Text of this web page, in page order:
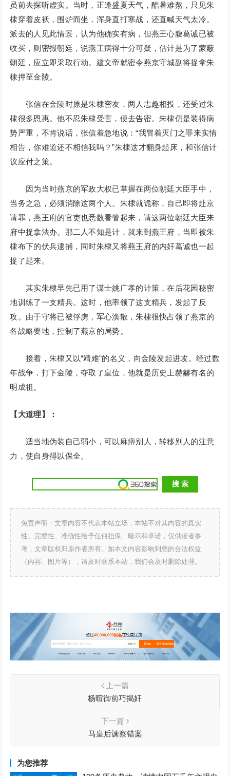
员前去探听虚实。当时，正逢盛夏天气，酷暑难熬，只见朱
棣穿着皮袄，围炉而坐，浑身直打寒战，还直喊天气太冷。
派去的人见此情景，认为他确实有病，但燕王心腹葛诚已被
收买，则密报朝廷，说燕王病得十分可疑，估计是为了蒙蔽
朝廷，应立即采取行动。建文帝就密令燕京守城副将捉拿朱
棣押至金陵。
张信在金陵时原是朱棣密友，两人志趣相投，还受过朱
棣很多恩惠。他不忍朱棣受害，便去告密。朱棣仍是装得病
势严重，不肯说话，张信着急地说：“我冒着灭门之罪来实情
相告，你难道还不相信我吗？”朱棣这才翻身起床，和张信计
议应付之策。
因为当时燕京的军政大权已掌握在两位朝廷大臣手中，
当务之急，必须消除这两个人。朱棣就诡称，自己即将赴京
请罪，燕王府的官吏也悉数看管起来，请这两位朝廷大臣来
府中捉拿法办。那二人不知是计，就来到燕王府，当即被朱
棣布下的伏兵逮捕，同时朱棣又将燕王府的内奸葛诚也一起
捉了起来。
其实朱棣早先已用了谋士姚广孝的计策，在后花园秘密
地训练了一支精兵。这时，他率领了这支精兵，发起了反
攻。由于守将已被俘虏，军心涣散，朱棣很快占领了燕京的
各战略要地，控制了燕京的局势。
接着，朱棣又以“靖难”的名义，向金陵发起进攻。经过数
年战争，打下金陵，夺取了皇位，他就是历史上赫赫有名的
明成祖。
【大道理】：
适当地伪装自己弱小，可以麻痹别人，转移别人的注意
力，使自身得以保全。
免责声明：文章内容不代表本站立场，本站不对其内容的真实
性、完整性、准确性给予任何担保、暗示和承诺，仅供读者参
考，文章版权归原作者所有。如本文内容影响到您的合法权益
（内容、图片等），请及时联系本站，我们会及时删除处理。
上一篇
杨暄御前巧揭奸
下一篇
马皇后谏察错案
为您推荐